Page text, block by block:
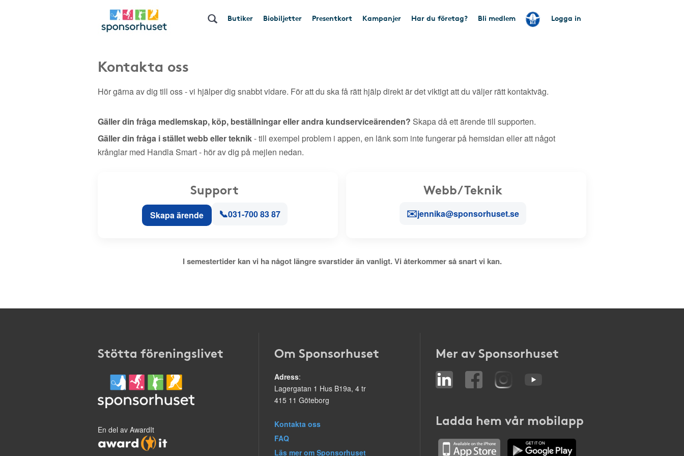
Butiker Biobiljetter Presentkort Kampanjer Har du företag? Bli medlem Logga in
Kontakta oss
Hör gärna av dig till oss - vi hjälper dig snabbt vidare. För att du ska få rätt hjälp direkt är det viktigt att du väljer rätt kontaktväg.
Gäller din fråga medlemskap, köp, beställningar eller andra kundserviceärenden? Skapa då ett ärende till supporten.
Gäller din fråga i stället webb eller teknik- till exempel problem i appen, en länk som inte fungerar på hemsidan eller att något
krånglar med Handla Smart - hör av dig på mejlen nedan.
Support
Skapa ärende 📞031-700 83 87
Webb/Teknik
✉️jennika@sponsorhuset.se
I semestertider kan vi ha något längre svarstider än vanligt. Vi återkommer så snart vi kan.
Stötta föreningslivet
En del av AwardIt
Om Sponsorhuset
Adress:
Lagergatan 1 Hus B19a, 4 tr
415 11 Göteborg
Kontakta oss
FAQ
Läs mer om Sponsorhuset
Mer av Sponsorhuset
Ladda hem vår mobilapp